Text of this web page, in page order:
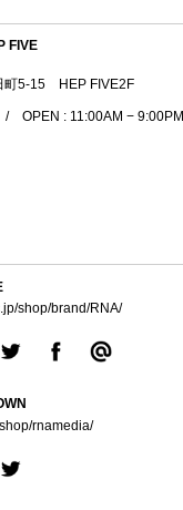
FIVE
町5-15 HEP FIVE2F
OPEN : 11:00AM − 9:00PM
shop/brand/RNA/
rnamedia/